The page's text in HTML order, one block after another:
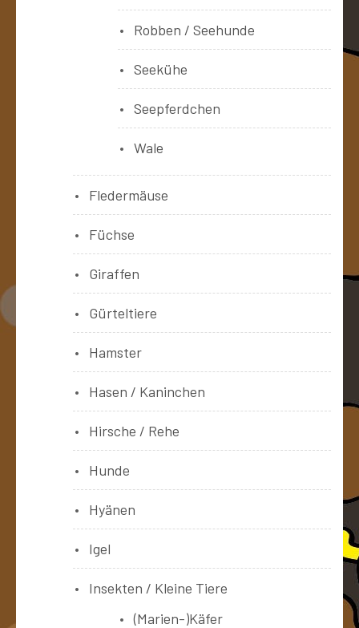
Robben / Seehunde
Seekühe
Seepferdchen
Wale
Fledermäuse
Füchse
Giraffen
Gürteltiere
Hamster
Hasen / Kaninchen
Hirsche / Rehe
Hunde
Hyänen
Igel
Insekten / Kleine Tiere
(Marien-)Käfer